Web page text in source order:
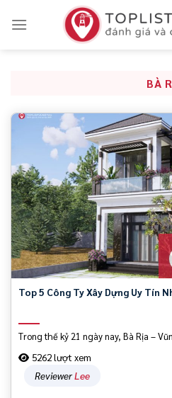
BÀ
Top 5 Công Ty Xây Dựng Uy Tín
Trong thế kỷ 21 ngày nay, Bà Rịa –
5262 lượt xem
ReviewerLee